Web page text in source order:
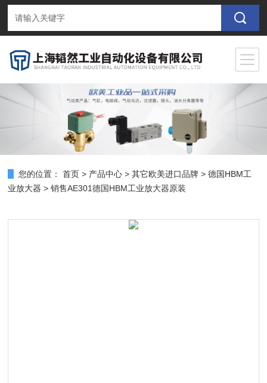
您的位置： 首页 > 产品中心 >其它欧美进口品牌 >德国HBM工
业放大器 > 销售AE301德国HBM工业放大器原装